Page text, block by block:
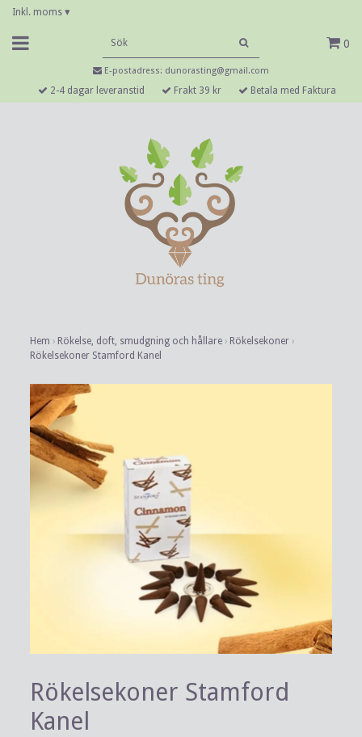
Inkl. moms ▾
0
E-postadress: dunorasting@gmail.com
2-4 dagar leveranstid Frakt 39 kr Betala med Faktura
Hem › Rökelse, doft, smudgning och hållare › Rökelsekoner ›
Rökelsekoner Stamford Kanel
Rökelsekoner Stamford
Kanel